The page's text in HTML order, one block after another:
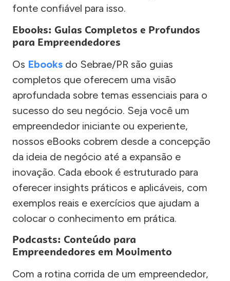
fonte confiável para isso.
Ebooks: Guias Completos e Profundos
para Empreendedores
Os Ebooks do Sebrae/PR são guias
completos que oferecem uma visão
aprofundada sobre temas essenciais para o
sucesso do seu negócio. Seja você um
empreendedor iniciante ou experiente,
nossos eBooks cobrem desde a concepção
da ideia de negócio até a expansão e
inovação. Cada ebook é estruturado para
oferecer insights práticos e aplicáveis, com
exemplos reais e exercícios que ajudam a
colocar o conhecimento em prática.
Podcasts: Conteúdo para
Empreendedores em Movimento
Com a rotina corrida de um empreendedor,